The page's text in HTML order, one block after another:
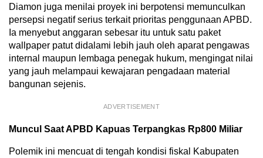
Diamon juga menilai proyek ini berpotensi memunculkan
persepsi negatif serius terkait prioritas penggunaan APBD.
Ia menyebut anggaran sebesar itu untuk satu paket
wallpaper patut didalami lebih jauh oleh aparat pengawas
internal maupun lembaga penegak hukum, mengingat nilai
yang jauh melampaui kewajaran pengadaan material
bangunan sejenis.
ADVERTISEMENT
Muncul Saat APBD Kapuas Terpangkas Rp800 Miliar
Polemik ini mencuat di tengah kondisi fiskal Kabupaten